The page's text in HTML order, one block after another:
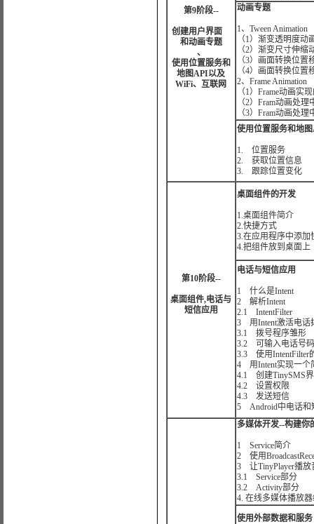
第9阶段--
创建用户界面
和动画专题
、
使用位置服务和
地图API以及
WiFi、互联网
动画专题
1、Tween Animation
（1）渐变透明度动
（2）渐变尺寸伸缩
（3）画面转换位置
（4）画面转换位置
2、Frame Animation
（1）Frame动画实
（2）Fram动画处
（3）Fram动画处
使用位置服务和地
1. 位置服务
2. 获取位置信息
3. 跟踪位置变化
第10阶段--
桌面组件,电话与
短信应用
桌面组件的开发
1.桌面组件简介
2.快捷方式
3.在应用程序中添加
4.把组件放到桌面
电话与短信应用
1 什么是Intent
2 解析Intent
2.1 IntentFilter
3 用Intent激活电
3.1 拨号程序雏形
3.2 可输入电话号
3.3 使用
4 用Intent实现一个
4.1 创建TinySMS
4.2 设置权限
4.3 发送短信
5 Android中电话和
多媒体开发--构建你
1 Service简介
2 使用
3 让TinyPlayer播
3.1 Service部分
3.2 Activity部分
4. 在线多媒体播放
使用外部数据和服务